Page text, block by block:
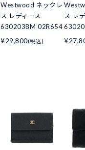
Westwood ネックレ
ス レディース
630203BM 02R654
¥29,800(税込)
ス レ